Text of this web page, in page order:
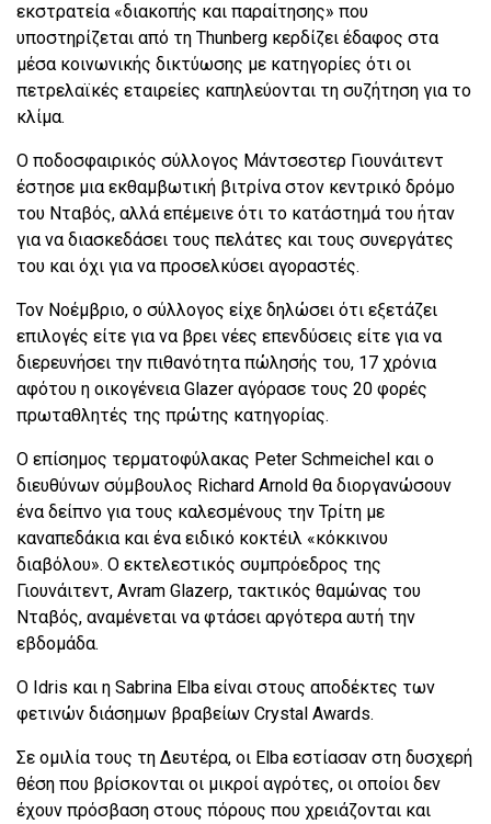
εκστρατεία «διακοπής και παραίτησης» που
υποστηρίζεται από τη Thunberg κερδίζει έδαφος στα
μέσα κοινωνικής δικτύωσης με κατηγορίες ότι οι
πετρελαϊκές εταιρείες καπηλεύονται τη συζήτηση για το
κλίμα.
Ο ποδοσφαιρικός σύλλογος Μάντσεστερ Γιουνάιτεντ
έστησε μια εκθαμβωτική βιτρίνα στον κεντρικό δρόμο
του Νταβός, αλλά επέμεινε ότι το κατάστημά του ήταν
για να διασκεδάσει τους πελάτες και τους συνεργάτες
του και όχι για να προσελκύσει αγοραστές.
Τον Νοέμβριο, ο σύλλογος είχε δηλώσει ότι εξετάζει
επιλογές είτε για να βρει νέες επενδύσεις είτε για να
διερευνήσει την πιθανότητα πώλησής του, 17 χρόνια
αφότου η οικογένεια Glazer αγόρασε τους 20 φορές
πρωταθλητές της πρώτης κατηγορίας.
Ο επίσημος τερματοφύλακας Peter Schmeichel και ο
διευθύνων σύμβουλος Richard Arnold θα διοργανώσουν
ένα δείπνο για τους καλεσμένους την Τρίτη με
καναπεδάκια και ένα ειδικό κοκτέιλ «κόκκινου
διαβόλου». Ο εκτελεστικός συμπρόεδρος της
Γιουνάιτεντ, Avram Glazerρ, τακτικός θαμώνας του
Νταβός, αναμένεται να φτάσει αργότερα αυτή την
εβδομάδα.
Ο Idris και η Sabrina Elba είναι στους αποδέκτες των
φετινών διάσημων βραβείων Crystal Awards.
Σε ομιλία τους τη Δευτέρα, οι Elba εστίασαν στη δυσχερή
θέση που βρίσκονται οι μικροί αγρότες, οι οποίοι δεν
έχουν πρόσβαση στους πόρους που χρειάζονται και